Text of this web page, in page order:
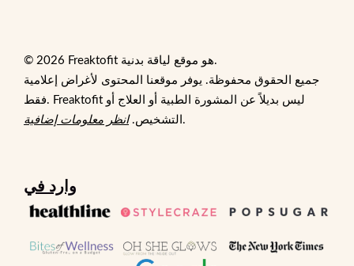
© 2026 Freaktofit هو موقع لياقة بدنية.
جميع الحقوق محفوظة. يوفر موقعنا المحتوى لأغراض إعلامية
فقط. Freaktofit ليس بديلاً عن المشورة الطبية أو العلاج أو
التشخيص.انظر معلومات إضافية .
وارد في